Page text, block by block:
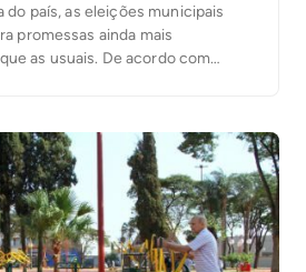
do país, as eleições municipais
promessas ainda mais
as usuais. De acordo com
e menos verbas para